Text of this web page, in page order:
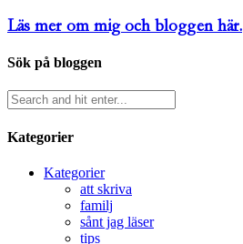
Läs mer om mig och bloggen här.
Sök på bloggen
Kategorier
Kategorier
att skriva
familj
sånt jag läser
tips